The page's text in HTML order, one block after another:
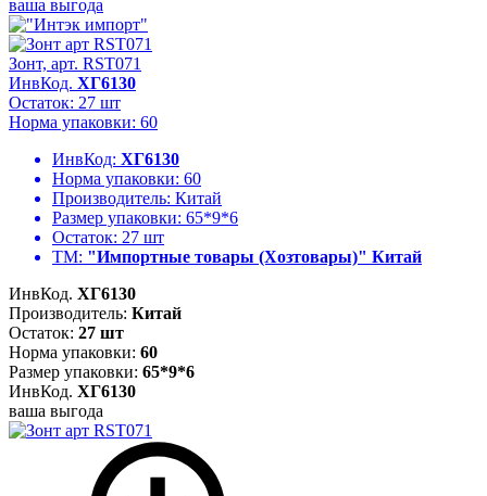
ваша выгода
Зонт, арт. RST071
ИнвКод. ХГ6130
Остаток: 27 шт
Норма упаковки: 60
ИнвКод: ХГ6130
Норма упаковки: 60
Производитель: Китай
Размер упаковки: 65*9*6
Остаток: 27 шт
ТМ: "Импортные товары (Хозтовары)" Китай
ИнвКод. ХГ6130
Производитель: Китай
Остаток: 27 шт
Норма упаковки: 60
Размер упаковки: 65*9*6
ИнвКод. ХГ6130
ваша выгода